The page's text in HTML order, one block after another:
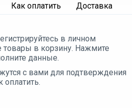
Как оплатить Доставка
в личном
товары в корзину. Нажмите
данные.
с вами для подтверждения
оплатить.